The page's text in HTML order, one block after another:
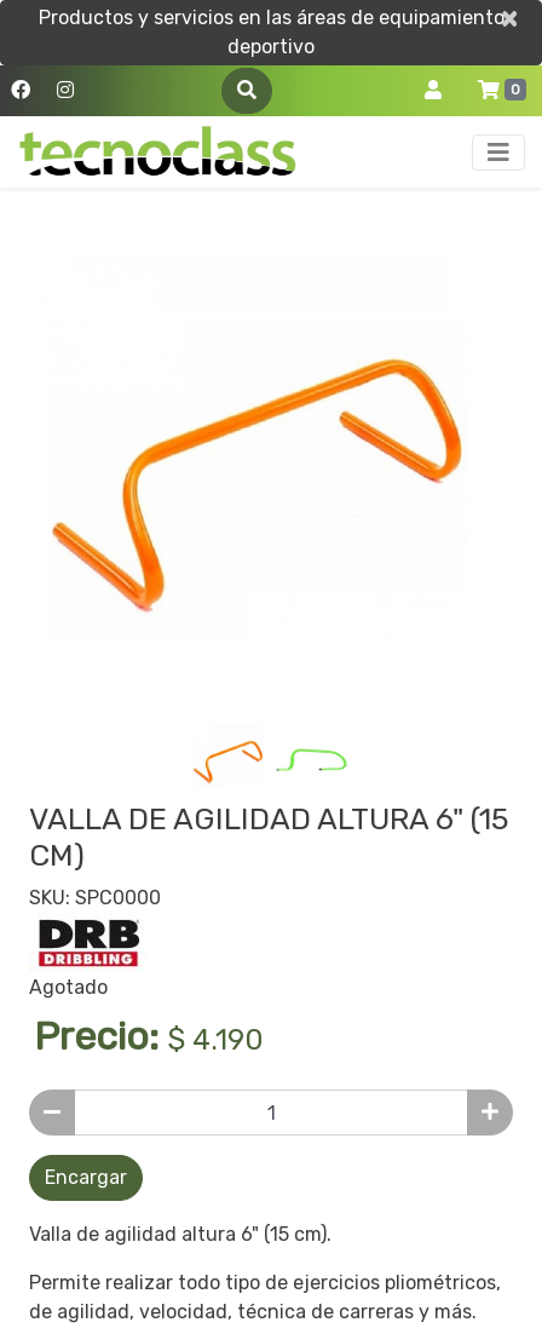
Productos y servicios en las áreas de equipamiento
deportivo
×
×
0
VALLA DE AGILIDAD ALTURA 6" (15
CM)
SKU: SPC0000
Agotado
Precio: $ 4.190
Encargar
Valla de agilidad altura 6" (15 cm).
Permite realizar todo tipo de ejercicios pliométricos,
de agilidad, velocidad, técnica de carreras y más.